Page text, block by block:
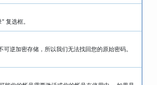
复选框。
逆加密存储，所以我们无法找回您的原始密码。